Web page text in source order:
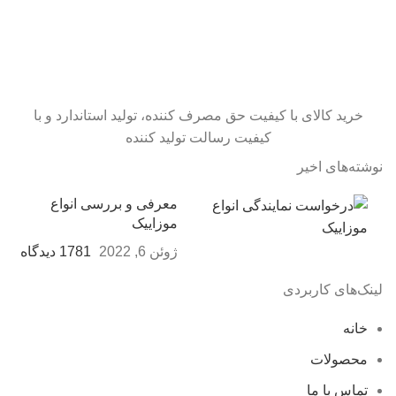
خرید کالای با کیفیت حق مصرف کننده، تولید استاندارد و با
کیفیت رسالت تولید کننده
نوشته‌های اخیر
معرفی و بررسی انواع
موزاییک
ژوئن 6, 2022
1781 دیدگاه
لینک‌های کاربردی
خانه
محصولات
تماس با ما